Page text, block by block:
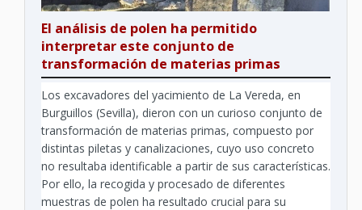
El análisis de polen ha permitido
interpretar este conjunto de
transformación de materias primas
Los excavadores del yacimiento de La Vereda, en
Burguillos (Sevilla), dieron con un curioso conjunto de
transformación de materias primas, compuesto por
distintas piletas y canalizaciones, cuyo uso concreto
no resultaba identificable a partir de sus características.
Por ello, la recogida y procesado de diferentes
muestras de polen ha resultado crucial para su